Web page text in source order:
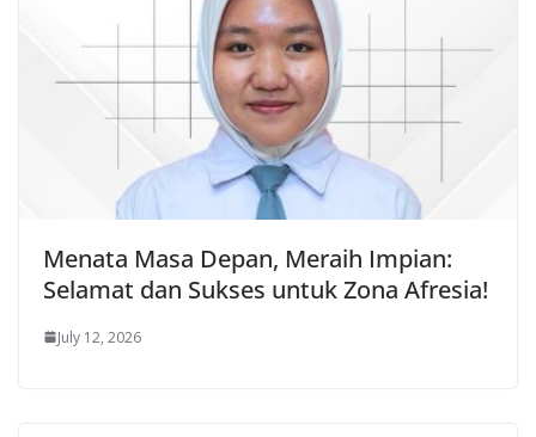
Menata Masa Depan, Meraih Impian:
Selamat dan Sukses untuk Zona Afresia!
July 12, 2026